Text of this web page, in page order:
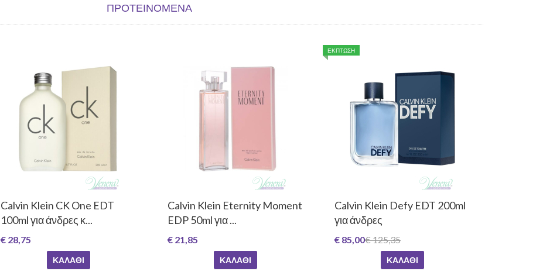
ΠΡΟΤΕΙΝΌΜΕΝΑ
Calvin Klein CK One EDT
100ml για άνδρες κ...
€ 28,75
ΚΑΛΆΘΙ
Calvin Klein Eternity Moment
EDP 50ml για ...
€ 21,85
ΚΑΛΆΘΙ
ΕΚΠΤΩΣΗ
Calvin Klein Defy EDT 200ml
για άνδρες
€ 125,35
€ 85,00
ΚΑΛΆΘΙ